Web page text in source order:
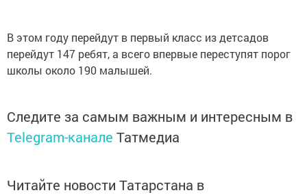
В этом году перейдут в первый класс из детсадов
перейдут 147 ребят, а всего впервые переступят порог
школы около 190 малышей.
Следите за самым важным и интересным в
Telegram-канале Татмедиа
Читайте новости Татарстана в